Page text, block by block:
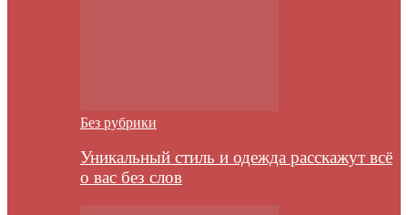
Без рубрики
Уникальный стиль и одежда расскажут всё
о вас без слов